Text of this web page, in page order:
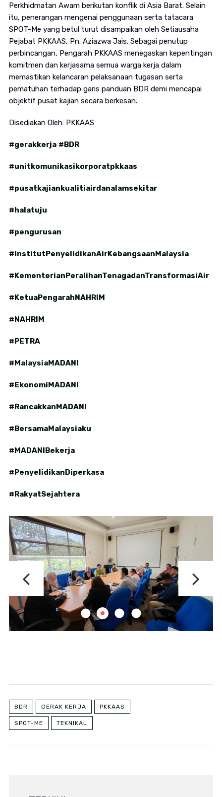
Perkhidmatan Awam berikutan konflik di Asia Barat. Selain
itu, penerangan mengenai penggunaan serta tatacara
SPOT-Me yang betul turut disampaikan oleh Setiausaha
Pejabat PKKAAS, Pn. Aziazwa Jais. Sebagai penutup
perbincangan, Pengarah PKKAAS menegaskan kepentingan
komitmen dan kerjasama semua warga kerja dalam
memastikan kelancaran pelaksanaan tugasan serta
pematuhan terhadap garis panduan BDR demi mencapai
objektif pusat kajian secara berkesan.
Disediakan Oleh: PKKAAS
#gerakkerja #BDR
#unitkomunikasikorporatpkkaas
#pusatkajiankualitiairdanalamsekitar
#halatuju
#pengurusan
#InstitutPenyelidikanAirKebangsaanMalaysia
#KementerianPeralihanTenagadanTransformasiAir
#KetuaPengarahNAHRIM
#NAHRIM
#PETRA
#MalaysiaMADANI
#EkonomiMADANI
#RancakkanMADANI
#BersamaMalaysiaku
#MADANIBekerja
#PenyelidikanDiperkasa
#RakyatSejahtera
BDR GERAK KERJA PKKAAS
SPOT-ME TEKNIKAL